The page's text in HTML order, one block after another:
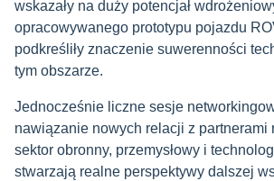
wskazały na duży potencjał
opracowywanego prototypu pojazdu
podkreśliły znaczenie suwerenności
tym obszarze.
Jednocześnie liczne sesje
nawiązanie nowych relacji z partnerami
sektor obronny, przemysłowy i
stwarzają realne perspektywy dalszej